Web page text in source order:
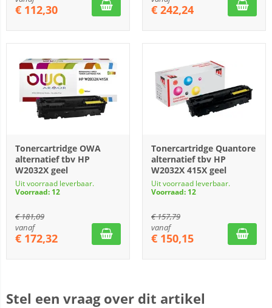
€ 112,30 € 242,24
Tonercartridge OWA
alternatief tbv HP
W2032X geel
Uit voorraad leverbaar.
Voorraad: 12
€181,09
vanaf
€ 172,32
Tonercartridge Quantore
alternatief tbv HP
W2032X 415X geel
Uit voorraad leverbaar.
Voorraad: 12
€157,79
vanaf
€ 150,15
Stel een vraag over dit artikel